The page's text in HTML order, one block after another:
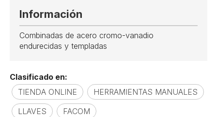
Información
Combinadas de acero cromo-vanadio
endurecidas y templadas
Clasificado en:
TIENDA ONLINE
HERRAMIENTAS MANUALES
LLAVES
FACOM